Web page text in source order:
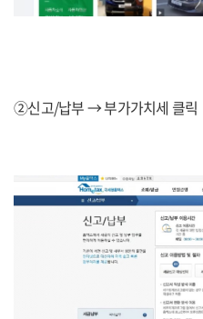
②신고/납부 → 부가가치세 클릭